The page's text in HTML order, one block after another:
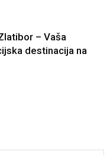
– Vaša
destinacija na